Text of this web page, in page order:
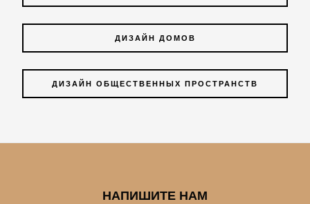
ДИЗАЙН ДОМОВ
ДИЗАЙН ОБЩЕСТВЕННЫХ ПРОСТРАНСТВ
НАПИШИТЕ НАМ